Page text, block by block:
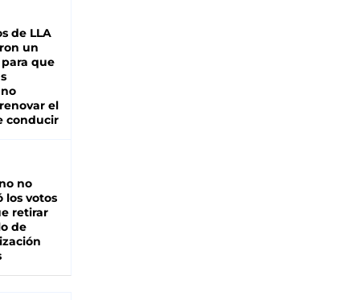
de LLA
un
que
el
conducir
no
los votos
retirar
de